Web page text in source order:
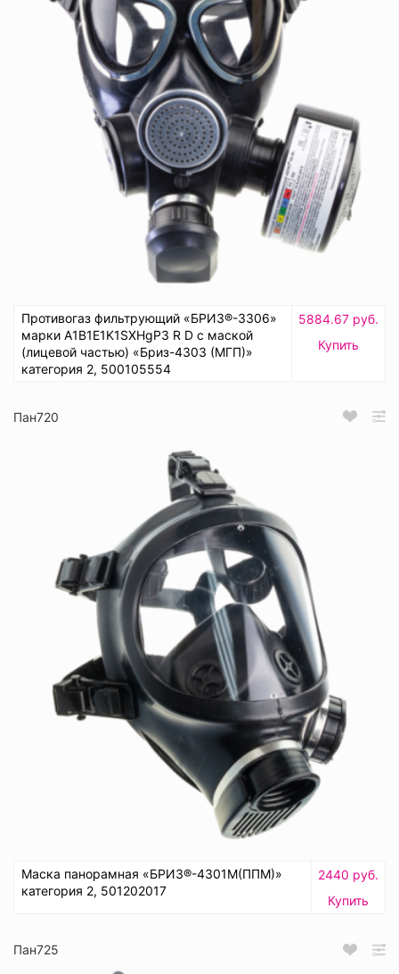
Противогаз фильтрующий «БРИЗ®-3306»
марки A1B1E1K1SXHgP3 R D с маской
(лицевой частью) «Бриз-4303 (МГП)»
категория 2, 500105554
5884.67 руб.
Купить
Пан720
Маска панорамная «БРИЗ®-4301М(ППМ)»
категория 2, 501202017
2440 руб.
Купить
Пан725